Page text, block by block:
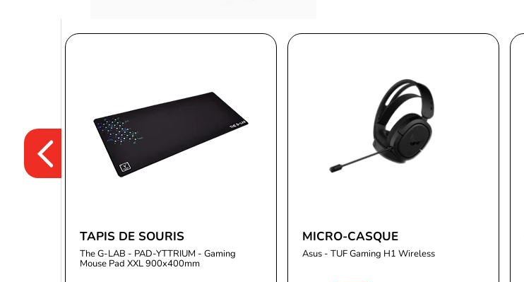
TAPIS DE SOURIS
The G-LAB - PAD-YTTRIUM - Gaming
Mouse Pad XXL 900x400mm
MICRO-CASQUE
Asus - TUF Gaming H1 Wireless